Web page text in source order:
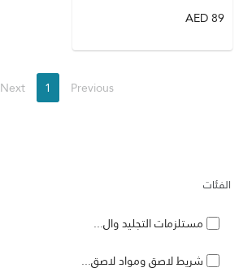
الفئات
مستلزمات التجليد وال...
شريط لاصق ومواد لاصق...
89
AED
Previous
1
Next